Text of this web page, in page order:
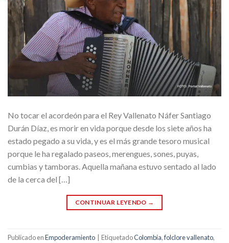
No tocar el acordeón para el Rey Vallenato Náfer Santiago
Durán Díaz, es morir en vida porque desde los siete años ha
estado pegado a su vida, y es el más grande tesoro musical
porque le ha regalado paseos, merengues, sones, puyas,
cumbias y tamboras. Aquella mañana estuvo sentado al lado
de la cerca del […]
CONTINUAR LEYENDO →
Publicado enEmpoderamiento EtiquetadoColombia,folclore vallenato,